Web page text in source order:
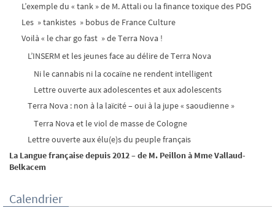
L’exemple du « tank » de M. Attali ou la finance toxique des PDG
Les » tankistes » bobus de France Culture
Voilà « le char go fast » de Terra Nova !
L’INSERM et les jeunes face au délire de Terra Nova
Ni le cannabis ni la cocaïne ne rendent intelligent
Lettre ouverte aux adolescentes et aux adolescents
Terra Nova : non à la laïcité – oui à la jupe « saoudienne »
Terra Nova et le viol de masse de Cologne
Lettre ouverte aux élu(e)s du peuple français
La Langue française depuis 2012 – de M. Peillon à Mme Vallaud-
Belkacem
Calendrier